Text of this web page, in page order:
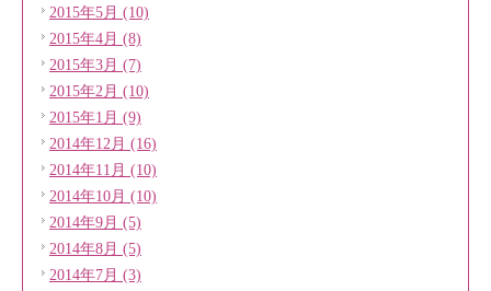
2015年5月 (10)
2015年4月 (8)
2015年3月 (7)
2015年2月 (10)
2015年1月 (9)
2014年12月 (16)
2014年11月 (10)
2014年10月 (10)
2014年9月 (5)
2014年8月 (5)
2014年7月 (3)